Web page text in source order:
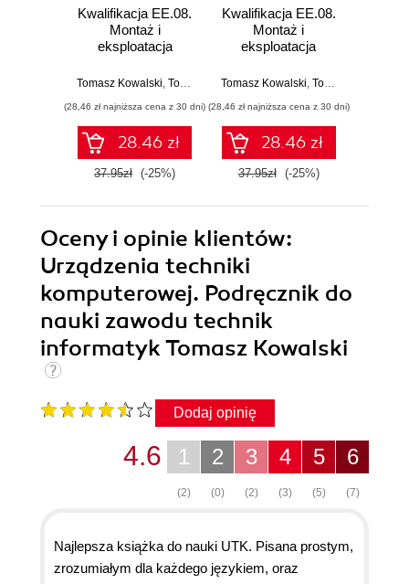
Kwalifikacja EE.08.
Montaż i
eksploatacja
komputerowych,
peryferyjnych i
sieci. Część 1.
Urządzenia
techniki
komputerowej.
nauki zawodu
technik informatyk
Tomasz Kowalski, Tomasz Orkisz
(28,46 zł najniższa cena z 30 dni)
28.46 zł
37.95zł (-25%)
Kwalifikacja EE.08.
Montaż i
eksploatacja
komputerowych,
peryferyjnych i
sieci. Część 2.
Systemy
operacyjne.
Podręcznik do
technik informatyk
Tomasz Kowalski, Tomasz Orkisz
(28,46 zł najniższa cena z 30 dni)
28.46 zł
37.95zł (-25%)
Oceny i opinie klientów:
Urządzenia techniki
komputerowej. Podręcznik do
nauki zawodu technik
informatyk Tomasz Kowalski
Dodaj opinię
6
(7)
5
(5)
4
(3)
3
(2)
2
(0)
1
(2)
4.6
Najlepsza książka do nauki UTK. Pisana prostym,
zrozumiałym dla każdego językiem, oraz